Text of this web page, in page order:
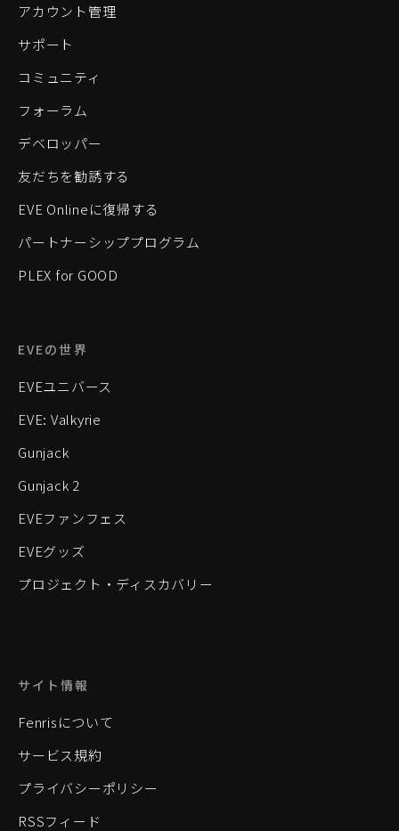
アカウント管理
サポート
コミュニティ
フォーラム
デベロッパー
友だちを勧誘する
EVE Onlineに復帰する
パートナーシッププログラム
PLEX for GOOD
EVEの世界
EVEユニバース
EVE: Valkyrie
Gunjack
Gunjack 2
EVEファンフェス
EVEグッズ
プロジェクト・ディスカバリー
サイト情報
Fenrisについて
サービス規約
プライバシーポリシー
RSSフィード